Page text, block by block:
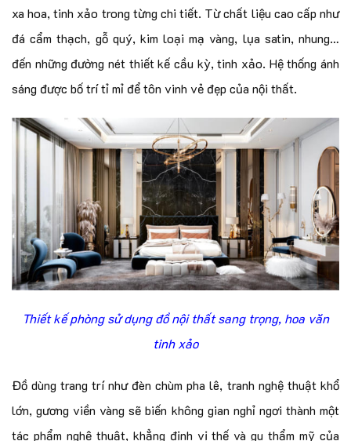
xa hoa, tinh xảo trong từng chi tiết. Từ chất liệu cao cấp như
đá cẩm thạch, gỗ quý, kim loại mạ vàng, lụa satin, nhung…
đến những đường nét thiết kế cầu kỳ, tinh xảo. Hệ thống ánh
sáng được bố trí tỉ mỉ để tôn vinh vẻ đẹp của nội thất.
Thiết kế phòng sử dụng đồ nội thất sang trọng, hoa văn
tinh xảo
Đồ dùng trang trí như đèn chùm pha lê, tranh nghệ thuật khổ
lớn, gương viền vàng sẽ biến không gian nghỉ ngơi thành một
tác phẩm nghệ thuật, khẳng định vị thế và gu thẩm mỹ của